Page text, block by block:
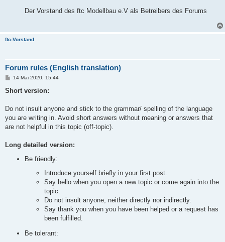
Der Vorstand des ftc Modellbau e.V als Betreibers des Forums
ftc-Vorstand
Forum rules (English translation)
B
i
a
14 Mai 2020, 15:44
Short version:
Do not insult anyone and stick to the grammar/ spelling of the language
you are writing in. Avoid short answers without meaning or answers that
are not helpful in this topic (off-topic).
Long detailed version:
Be friendly:
Introduce yourself briefly in your first post.
Say hello when you open a new topic or come again into the
topic.
Do not insult anyone, neither directly nor indirectly.
Say thank you when you have been helped or a request has
been fulfilled.
Be tolerant: